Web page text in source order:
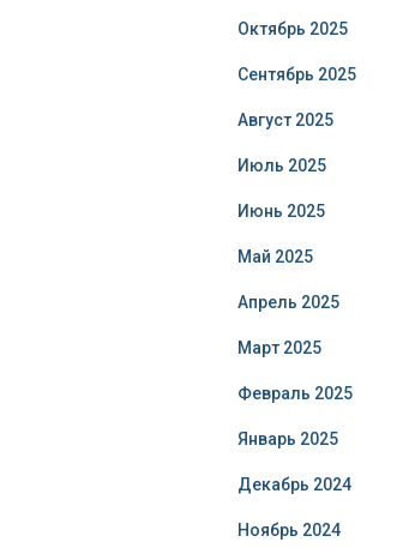
Октябрь 2025
Сентябрь 2025
Август 2025
Июль 2025
Июнь 2025
Май 2025
Апрель 2025
Март 2025
Февраль 2025
Январь 2025
Декабрь 2024
Ноябрь 2024